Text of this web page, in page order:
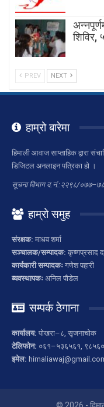
शिविर,
PREV NEXT
हाम्रो बारेमा
हिमाली आवाज साप्ताहिक द्वारा
डिजिटल अनलाइन पत्रिका हो ।
सूचना विभाग द.नं.:२२९८/०७७–७८
हाम्रो समुह
संरक्षक: माधव शर्मा
सञ्चालक/सम्पादक: कृष्णप्रसाद
कार्यकारी सम्पादकः गणेश पहारी
ब्यवस्थापकः अनिल पौडेल
सम्पर्क ठेगाना
कार्यालय: पोखरा–८, सृजनाचोक
टेलिफोन: ०६१–५३६५६१,
इमेल: